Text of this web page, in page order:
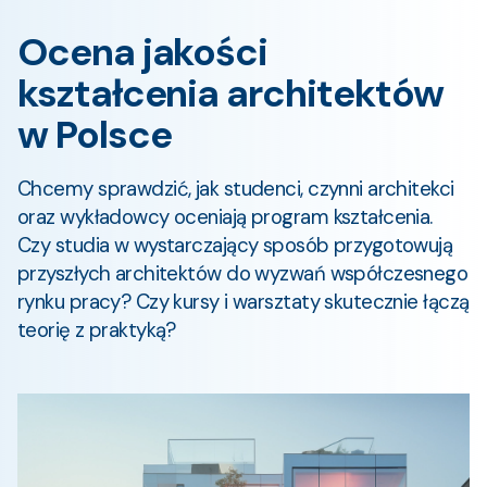
Ocena jakości
kształcenia architektów
w Polsce
Chcemy sprawdzić, jak studenci, czynni architekci
oraz wykładowcy oceniają program kształcenia.
Czy studia w wystarczający sposób przygotowują
przyszłych architektów do wyzwań współczesnego
rynku pracy? Czy kursy i warsztaty skutecznie łączą
teorię z praktyką?